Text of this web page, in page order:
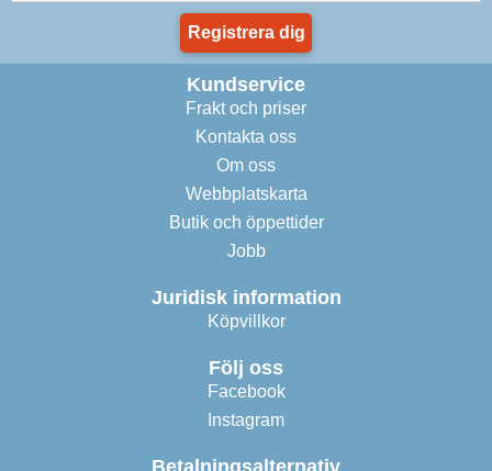
Registrera dig
Kundservice
Frakt och priser
Kontakta oss
Om oss
Webbplatskarta
Butik och öppettider
Jobb
Juridisk information
Köpvillkor
Följ oss
Facebook
Instagram
Betalningsalternativ